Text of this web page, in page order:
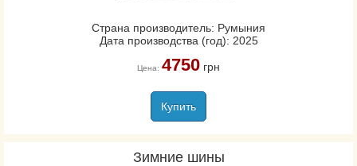
Страна производитель: Румыния
Дата производства (год): 2025
Цена: 4750грн
Купить
Зимние шины